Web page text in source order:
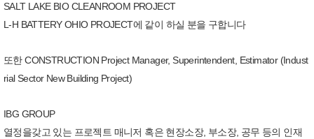
SALT LAKE BIO CLEANROOM PROJECT
L-H BATTERY OHIO PROJECT에 같이 하실 분을 구합니다
또한 CONSTRUCTION Project Manager, Superintendent, Estimator (Indust
rial Sector New Building Project)
IBG GROUP
열정을갖고 있는 프로젝트 매니저 혹은 현장소장, 부소장, 공무 등의 인재